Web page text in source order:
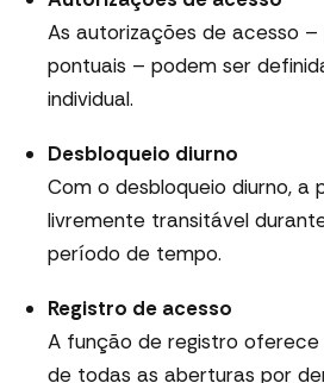
As autorizações de acesso
pontuais – podem ser
individual.
Desbloqueio diurno
Com o desbloqueio diurno,
livremente transitável
período de tempo.
Registro de acesso
A função de registro
de todas as aberturas por